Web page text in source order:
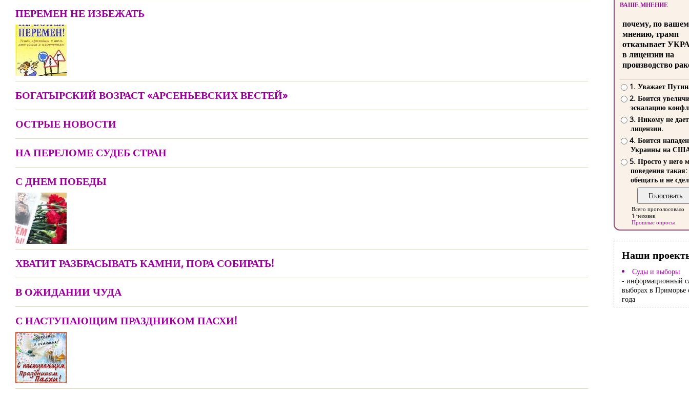
ПЕРЕМЕН НЕ ИЗБЕЖАТЬ
БОГАТЫРСКИЙ ВОЗРАСТ «АРСЕНЬЕВСКИХ ВЕСТЕЙ»
ОСТРЫЕ НОВОСТИ
НА ПЕРЕЛОМЕ СУДЕБ СТРАН
С ДНЕМ ПОБЕДЫ
ХВАТИТ РАЗБРАСЫВАТЬ КАМНИ, ПОРА СОБИРАТЬ!
В ОЖИДАНИИ ЧУДА
С НАСТУПАЮЩИМ ПРАЗДНИКОМ ПАСХИ!
ВАШЕ МНЕНИЕ
почему, по
мнению, трамп
отказывает
в лицензии на
производство
1. Уважает
2. Боится
эскалацию
3. Никому не
лицензии.
4. Боится
Украины на
5. Просто у него
поведения такая:
обещать и не
Всего проголосовало
1 человек
Прошлые опросы
Наши
Суды и выборы
- информационный
выборах в Приморье
года